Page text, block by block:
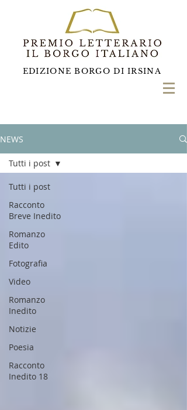
EDIZIONE BORGO DI IRSINA
NEWS
Tutti i post
Racconto
Breve Inedito
Romanzo
Edito
Fotografia
Video
Romanzo
Inedito
Notizie
Poesia
Racconto
Inedito 18
Tutti i post